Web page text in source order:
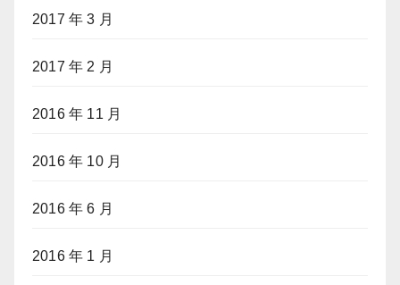
2017 年 3 月
2017 年 2 月
2016 年 11 月
2016 年 10 月
2016 年 6 月
2016 年 1 月